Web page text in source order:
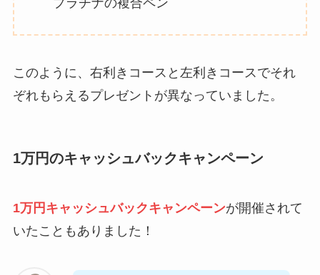
このように、右利きコースと左利きコースでそれ
ぞれもらえるプレゼントが異なっていました。
1万円のキャッシュバックキャンペーン
1万円キャッシュバックキャンペーンが開催されて
いたこともありました！